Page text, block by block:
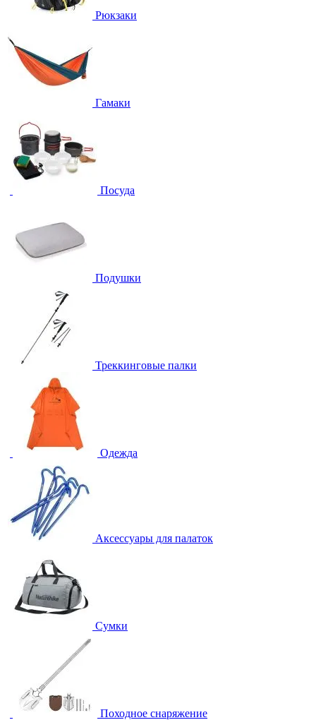
Рюкзаки
Гамаки
Посуда
Подушки
Треккинговые палки
Одежда
Аксессуары для палаток
Сумки
Походное снаряжение